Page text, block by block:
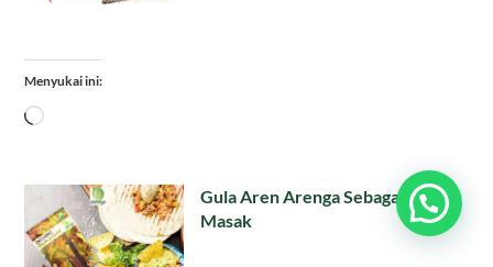
Menyukai ini:
Memuat...
Gula Aren Arenga Sebagai Bumbu
Masak